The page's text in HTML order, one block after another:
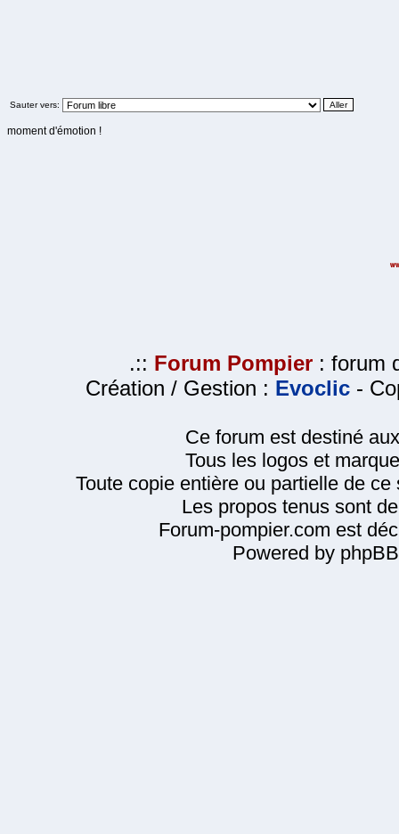
Sauter vers:
moment d'émotion !
.:: Forum Pompier : forum
Création / Gestion : Evoclic -
Ce forum est destiné
Tous les logos et
Toute copie entière ou partielle de
Les propos tenus sont
Forum-pompier.com est
Powered by